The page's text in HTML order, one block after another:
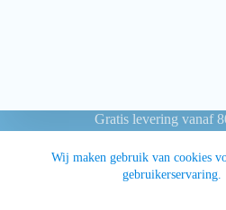
Wij maken gebruik van cookies
gebruikerservaring.
Gratis levering vanaf